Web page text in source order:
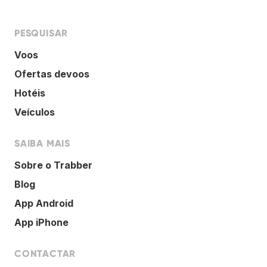
PESQUISAR
Voos
Ofertas devoos
Hotéis
Veículos
SAIBA MAIS
Sobre o Trabber
Blog
App Android
App iPhone
CONTACTAR